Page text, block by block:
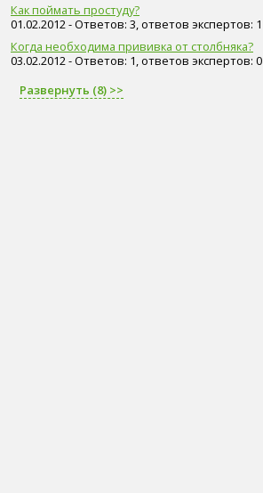
Как поймать простуду?
01.02.2012 - Ответов: 3, ответов экспертов: 1
Когда необходима прививка от столбняка?
03.02.2012 - Ответов: 1, ответов экспертов: 0
Развернуть (8) >>